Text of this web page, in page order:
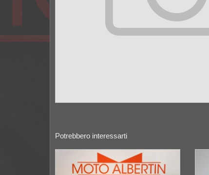
Potrebbero interessarti